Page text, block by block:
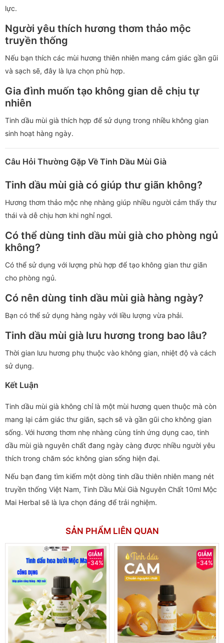
lực.
Người yêu thích hương thơm thảo mộc
truyền thống
Nếu bạn thích các mùi hương thiên nhiên mang cảm giác gần gũi
và sạch sẽ, đây là lựa chọn phù hợp.
Gia đình muốn tạo không gian dễ chịu tự
nhiên
Tinh dầu mùi già thích hợp để sử dụng trong nhiều không gian
sinh hoạt hàng ngày.
Câu Hỏi Thường Gặp Về Tinh Dầu Mùi Già
Tinh dầu mùi già có giúp thư giãn không?
Hương thơm thảo mộc nhẹ nhàng giúp nhiều người cảm thấy thư
thái và dễ chịu hơn khi nghỉ ngơi.
Có thể dùng tinh dầu mùi già cho phòng ngủ
không?
Có thể sử dụng với lượng phù hợp để tạo không gian thư giãn
cho phòng ngủ.
Có nên dùng tinh dầu mùi già hàng ngày?
Bạn có thể sử dụng hàng ngày với liều lượng vừa phải.
Tinh dầu mùi già lưu hương trong bao lâu?
Thời gian lưu hương phụ thuộc vào không gian, nhiệt độ và cách
sử dụng.
Kết Luận
Tinh dầu mùi già không chỉ là một mùi hương quen thuộc mà còn
mang lại cảm giác thư giãn, sạch sẽ và gần gũi cho không gian
sống. Với hương thơm nhẹ nhàng cùng tính ứng dụng cao, tinh
dầu mùi già nguyên chất đang ngày càng được nhiều người yêu
thích trong chăm sóc không gian sống hiện đại.
Nếu bạn đang tìm kiếm một dòng tinh dầu thiên nhiên mang nét
truyền thống Việt Nam, Tinh Dầu Mùi Già Nguyên Chất 10ml Mộc
Mai Herbal sẽ là lựa chọn đáng để trải nghiệm.
SẢN PHẨM LIÊN QUAN
-34% -34%